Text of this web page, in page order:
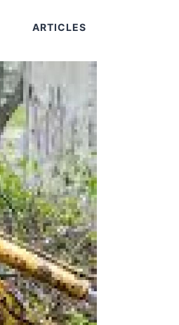
ARTICLES